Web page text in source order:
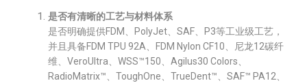
是否有清晰的工艺与材料体系
是否明确提供FDM、PolyJet、SAF、P3等工业级工艺，
并且具备FDM TPU 92A、FDM Nylon CF10、尼龙12碳纤
维、VeroUltra、WSS™150、Agilus30 Colors、
RadioMatrix™、ToughOne、TrueDent™、SAF™ PA12、